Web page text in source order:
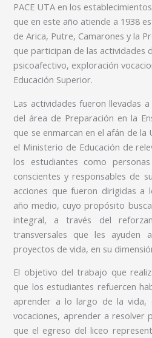
PACE UTA en los
que en este año atiende a 1938
de Arica, Putre, Camarones y la
que participan de las actividades
psicoafectivo, exploración
Educación Superior.
Las actividades fueron llevadas
del área de Preparación en la
que se enmarcan en el afán de
el Ministerio de Educación de
los estudiantes como
conscientes y responsables de
acciones que fueron dirigidas a
año medio, cuyo propósito
integral, a través del
transversales que les ayuden
proyectos de vida, en su
El objetivo del trabajo que
que los estudiantes refuercen
aprender a lo largo de la vida,
vocaciones, aprender a resolver
que el egreso del liceo